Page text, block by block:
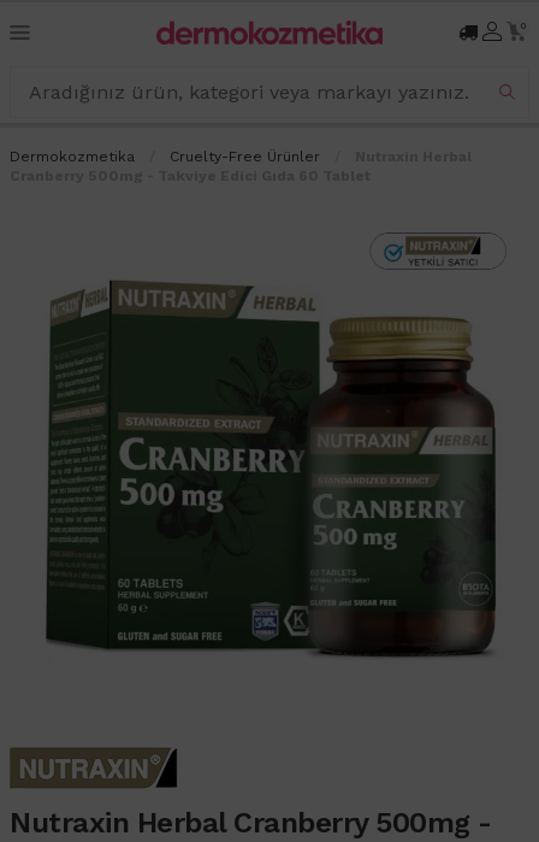
0
Dermokozmetika Cruelty-Free Ürünler
Nutraxin Herbal Cranberry 500mg -